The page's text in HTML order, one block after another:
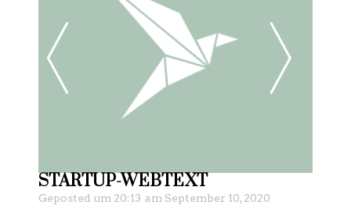
STARTUP-WEBTEXT
Geposted um 20:13 am September 10, 2020